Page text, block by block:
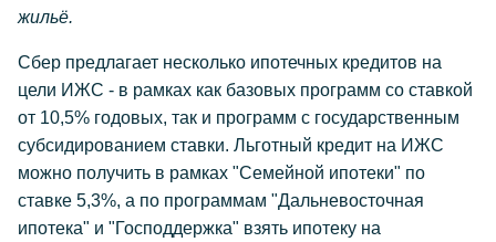
жильё.
Сбер предлагает несколько ипотечных кредитов на
цели ИЖС - в рамках как базовых программ со ставкой
от 10,5% годовых, так и программ с государственным
субсидированием ставки. Льготный кредит на ИЖС
можно получить в рамках "Семейной ипотеки" по
ставке 5,3%, а по программам "Дальневосточная
ипотека" и "Господдержка" взять ипотеку на